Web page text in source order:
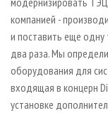
компанией -
и поставить еще одну
два раза. Мы
оборудования для
входящая в концерн
установке